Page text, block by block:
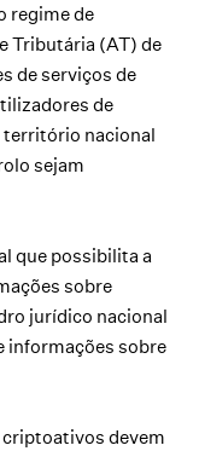
regime de
Tributária (AT) de
de serviços de
de
território nacional
sejam
que possibilita a
sobre
jurídico nacional
informações sobre
devem